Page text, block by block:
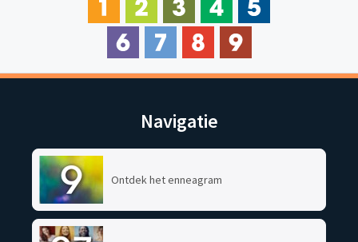
Navigatie
Ontdek het enneagram